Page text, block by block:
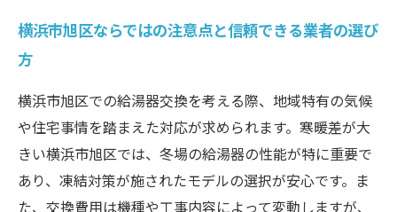
横浜市旭区ならではの注意点と信頼できる業者の選び
方
横浜市旭区での給湯器交換を考える際、地域特有の気候
や住宅事情を踏まえた対応が求められます。寒暖差が大
きい横浜市旭区では、冬場の給湯器の性能が特に重要で
あり、凍結対策が施されたモデルの選択が安心です。ま
た、交換費用は機種や工事内容によって変動しますが、